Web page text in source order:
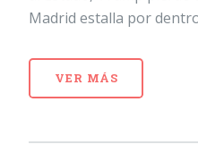
Madrid estalla por
VER MÁS